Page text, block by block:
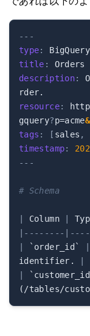
---
type:
title :
description:
resource:
gquery?p=acme
tags : [ sales ,
timestamp:
---
# Schema
Column
--- --- - - ---
`order_id`
identifier.
(/tables/